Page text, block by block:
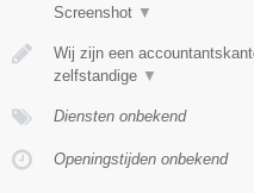
Screenshot ▼
Wij zijn een
zelfstandige ▼
Diensten onbekend
Openingstijden onbekend